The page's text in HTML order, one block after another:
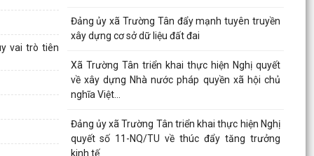
vai trò tiên
Đảng ủy xã Trường Tân đẩy mạnh tuyên truyền
xây dựng cơ sở dữ liệu đất đai
Xã Trường Tân triển khai thực hiện Nghị quyết
về xây dựng Nhà nước pháp quyền xã hội chủ
nghĩa Việt...
Đảng ủy xã Trường Tân triển khai thực hiện Nghị
quyết số 11-NQ/TU về thúc đẩy tăng trưởng
kinh tế